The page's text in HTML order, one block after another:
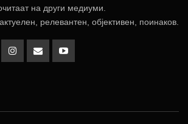
на други медиуми.
релевантен, објективен, поинаков.